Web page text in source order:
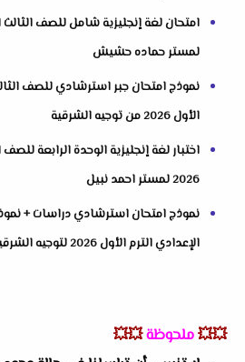
لمستر حماده حشيش
نموذج امتحان جبر استرشادي للصف
الأول 2026 من توجيه الشرقية
اختبار لغة إنجليزية الوحدة الرابعة للصف
2026 لمستر احمد نبيل
نموذج امتحان استرشادي دراسات +
الإعدادي الترم الأول 2026 لتوجيه الشرقية
💥💥ملحوظة💥💥